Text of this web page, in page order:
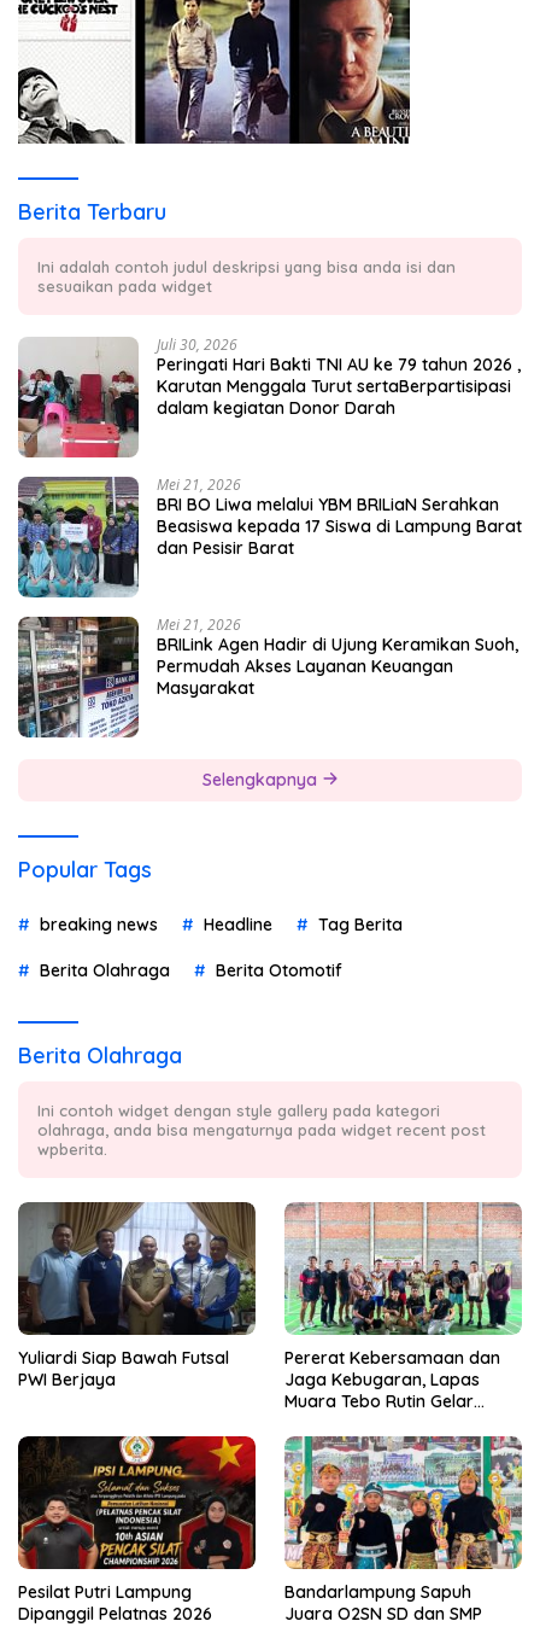
Berita Terbaru
Ini adalah contoh judul deskripsi yang bisa anda isi dan
sesuaikan pada widget
Juli 30, 2026
Peringati Hari Bakti TNI AU ke 79 tahun 2026 ,
Karutan Menggala Turut sertaBerpartisipasi
dalam kegiatan Donor Darah
Mei 21, 2026
BRI BO Liwa melalui YBM BRILiaN Serahkan
Beasiswa kepada 17 Siswa di Lampung Barat
dan Pesisir Barat
Mei 21, 2026
BRILink Agen Hadir di Ujung Keramikan Suoh,
Permudah Akses Layanan Keuangan
Masyarakat
Selengkapnya
Popular Tags
breaking news Headline Tag Berita
Berita Olahraga Berita Otomotif
Berita Olahraga
Ini contoh widget dengan style gallery pada kategori
olahraga, anda bisa mengaturnya pada widget recent post
wpberita.
Yuliardi Siap Bawah Futsal
PWI Berjaya
Pererat Kebersamaan dan
Jaga Kebugaran, Lapas
Muara Tebo Rutin Gelar
Pesilat Putri Lampung
Dipanggil Pelatnas 2026
Bandarlampung Sapuh
Juara O2SN SD dan SMP